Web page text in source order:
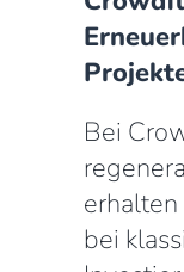
Bei
bei